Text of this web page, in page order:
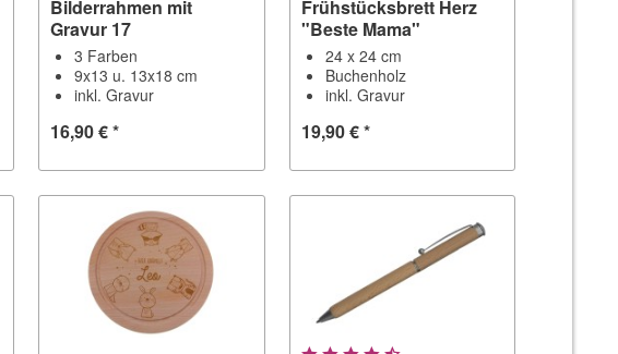
Bilderrahmen mit
Gravur 17
3 Farben
9x13 u. 13x18 cm
inkl. Gravur
16,90 € *
Frühstücksbrett Herz
"Beste Mama"
24 x 24 cm
Buchenholz
inkl. Gravur
19,90 € *